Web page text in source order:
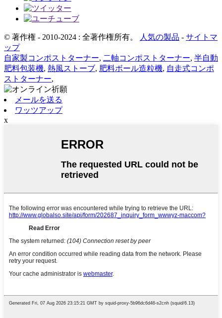
© 著作権 - 2010-2024 : 全著作権所有。 人気の製品 - サイトマ
ップ
自家製コンポストターナー, 二軸コンポストターナー, 半自動
肥料包装機, 熱風ストーブ, 肥料ボール造粒機, 自走式コンポ
ストターナー,
メールを送る
ワッツアップ
x